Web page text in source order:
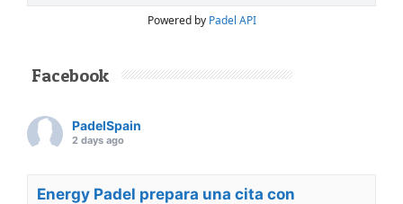
Powered by Padel API
Facebook
PadelSpain
2 days ago
Energy Padel prepara una cita con